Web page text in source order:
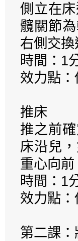
側立在
髖關節
右側交換
時間：1
效力點
推床
推之前
床沿兒
重心向
時間：1
效力點
第二課：